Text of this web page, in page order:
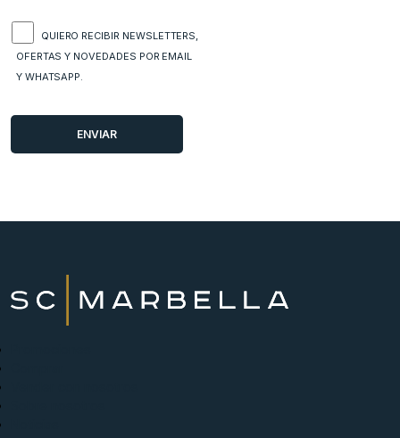
QUIERO RECIBIR NEWSLETTERS,
OFERTAS Y NOVEDADES POR EMAIL
Y WHATSAPP.